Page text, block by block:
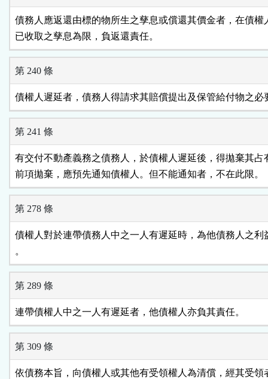
債務人應返還由標的物所生之孳息或償還其價金者，在債權
已收取之孳息為限，負返還責任。
第 240 條
債權人遲延者，債務人得請求其賠償提出及保管給付物之必
第 241 條
有交付不動產義務之債務人，於債權人遲延後，得拋棄其占
前項拋棄，應預先通知債權人。但不能通知者，不在此限。
第 278 條
債權人對於連帶債務人中之一人有遲延時，為他債務人之利
。
第 289 條
連帶債權人中之一人有遲延者，他債權人亦負其責任。
第 309 條
依債務本旨，向債權人或其他有受領權人為清償，經其受領